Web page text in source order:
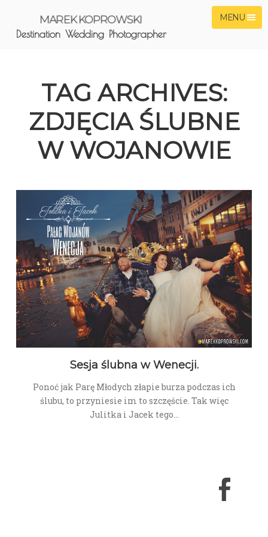
MENU
MAREK KOPROWSKI
Destination Wedding Photographer
TAG ARCHIVES:
ZDJĘCIA ŚLUBNE
W WOJANOWIE
Sesja ślubna w Wenecji.
Ponoć jak Parę Młodych złapie burza podczas ich
ślubu, to przyniesie im to szczęście. Tak więc
Julitka i Jacek tego…